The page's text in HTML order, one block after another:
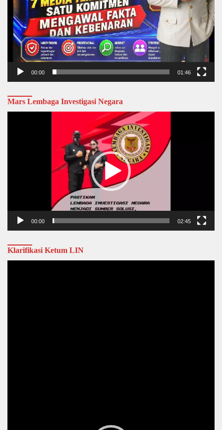
00:00 01:46
Mars Lembaga Investigasi Negara
00:00 02:45
Klarifikasi Ketum LIN